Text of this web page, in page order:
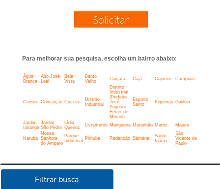
Filtrar busca
Solicitar
Para melhorar sua pesquisa, escolha um bairro abaixo:
Água
Branca
Alto José
Leal
Bela
Vista
Bento
Velho
Caiçara Cajá Cajueiro Campinas
Centro Conceição Cuscuz
Distrito
Industrial
Distrito
Industrial
(Prefeito
José
Augusto
Ferrer de
Morais)
Espírito
Santo
Figueiras Galiléia
Jardim
Ipiranga
Jardim
São Pedro
Lídia
Queiroz
Livramento Mangueira Maranhão Matriz Maues
Natuba
Nossa
Senhora
do Amparo
Parque
Industrial
Pirituba Redenção Santana
Santo
Inácio
São
Vicente de
Paulo